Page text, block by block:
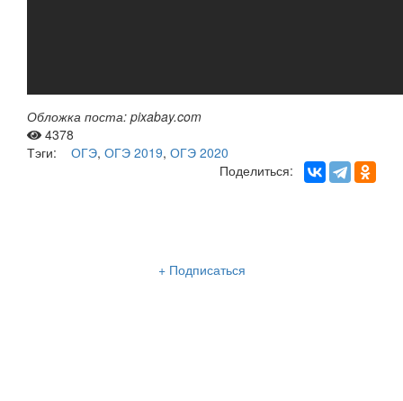
Обложка поста: pixabay.com
4378
Тэги:
ОГЭ, ОГЭ 2019, ОГЭ 2020
Поделиться:
+ Подписаться